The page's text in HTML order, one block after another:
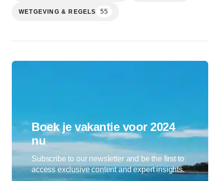
WETGEVING & REGELS 55
Boek je vakantie voor 2024
nu
Subscribe to our newsletter and be the first to
access exclusive content and expert insights.